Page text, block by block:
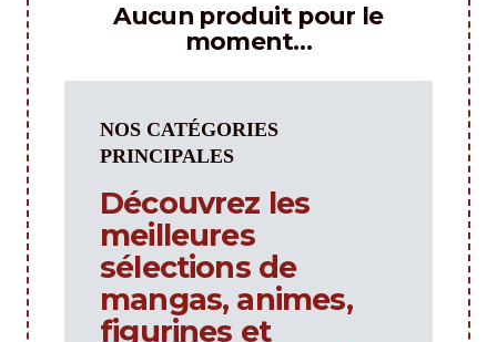
Aucun produit pour le
moment…
NOS CATÉGORIES
PRINCIPALES
Découvrez les
meilleures
sélections de
mangas, animes,
figurines et